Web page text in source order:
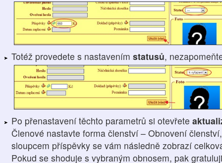
Totéž provedete s nastavením statusů,
Po přenastavení těchto parametrů si otevřete
Členové nastavte forma členství – Obnovení
sloupcem příspěvky se vám následně zobrazí
Pokud se shoduje s vybraným obnosem, pak